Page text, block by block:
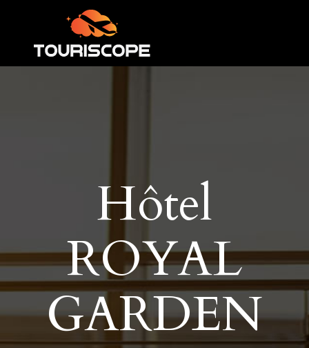
Hôtel
ROYAL
GARDEN